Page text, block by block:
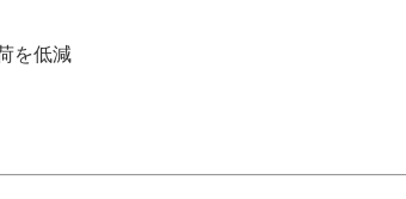
を低減